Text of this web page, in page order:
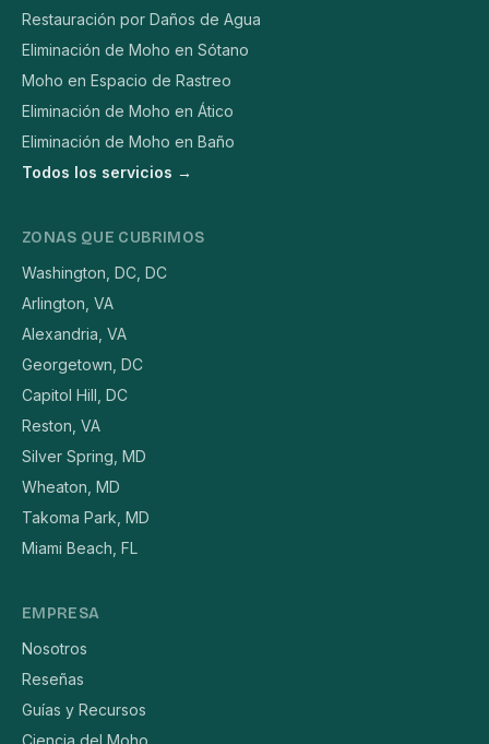
Restauración por Daños de Agua
Eliminación de Moho en Sótano
Moho en Espacio de Rastreo
Eliminación de Moho en Ático
Eliminación de Moho en Baño
Todos los servicios →
ZONAS QUE CUBRIMOS
Washington, DC, DC
Arlington, VA
Alexandria, VA
Georgetown, DC
Capitol Hill, DC
Reston, VA
Silver Spring, MD
Wheaton, MD
Takoma Park, MD
Miami Beach, FL
EMPRESA
Nosotros
Reseñas
Guías y Recursos